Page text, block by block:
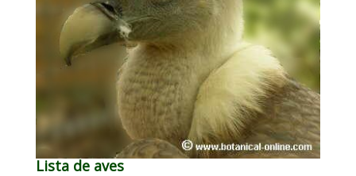
Lista de aves